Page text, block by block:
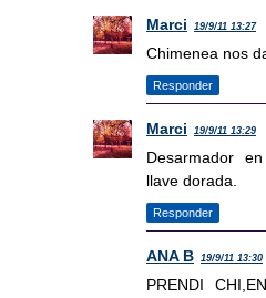
Marci 19/9/11 13:27
Chimenea nos
Responder
Marci 19/9/11 13:29
Desarmador
llave dorada.
Responder
ANA B 19/9/11 13:30
PRENDI